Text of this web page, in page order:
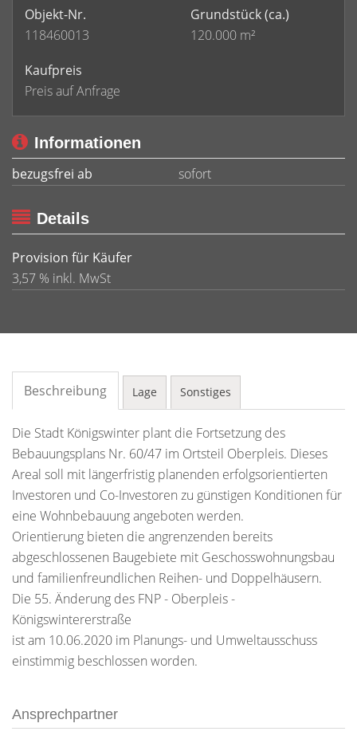
Objekt-Nr.
118460013
Grundstück(ca.)
120.000 m²
Kaufpreis
Preis auf Anfrage
Informationen
bezugsfrei ab
sofort
Details
Provision für Käufer
3,57 % inkl. MwSt
Beschreibung Lage Sonstiges
Die Stadt Königswinter plant die Fortsetzung des
Bebauungsplans Nr. 60/47 im Ortsteil Oberpleis. Dieses
Areal soll mit längerfristig planenden erfolgsorientierten
Investoren und Co-Investoren zu günstigen Konditionen für
eine Wohnbebauung angeboten werden.
Orientierung bieten die angrenzenden bereits
abgeschlossenen Baugebiete mit Geschosswohnungsbau
und familienfreundlichen Reihen- und Doppelhäusern.
Die 55. Änderung des FNP - Oberpleis -
Königswintererstraße
ist am 10.06.2020 im Planungs- und Umweltausschuss
einstimmig beschlossen worden.
Ansprechpartner